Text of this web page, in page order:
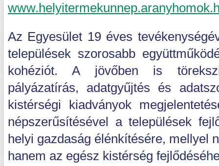
Az Egyesület 19 éves
települések szorosabb
kohéziót. A jövőben is
pályázatírás, adatgyűjtés és
kistérségi kiadványok
népszerűsítésével a települések
helyi gazdaság élénkítésére, mellyel
hanem az egész kistérség